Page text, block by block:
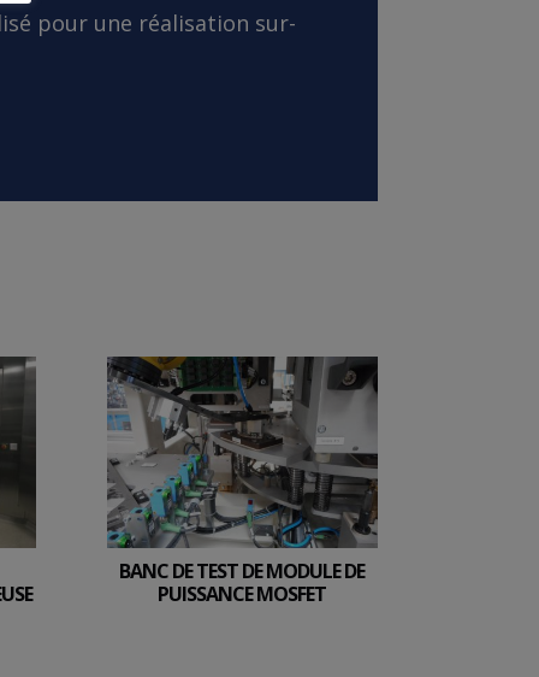
pour une réalisation sur-
BANC DE TEST DE MODULE DE
PUISSANCE MOSFET